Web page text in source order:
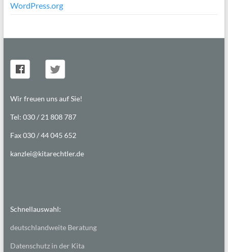
WordPress.org
Wir freuen uns auf Sie!
Tel: 030 / 21 808 787
Fax 030 / 44 045 652
kanzlei@kitarechtler.de
Schnellauswahl:
deutschlandweite Beratung
Datenschutz in der Kita